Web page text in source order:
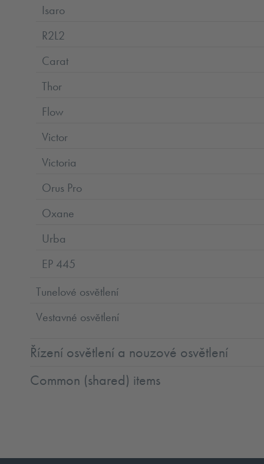
Isaro
R2L2
Carat
Thor
Flow
Victor
Victoria
Orus Pro
Oxane
Urba
EP 445
Tunelové osvětlení
Vestavné osvětlení
Řízení osvětlení a nouzové osvětlení
Common (shared) items